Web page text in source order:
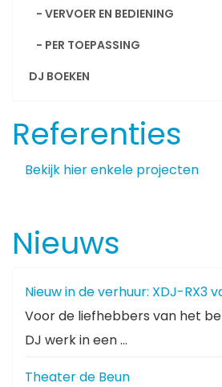
- VERVOER EN BEDIENING
- PER TOEPASSING
DJ BOEKEN
Referenties
Bekijk hier enkele projecten
Nieuws
Nieuw in de verhuur: XDJ-RX3
Voor de liefhebbers van het
DJ werk in een ...
Theater de Beun